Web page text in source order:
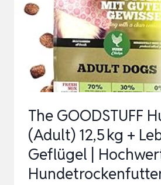
GETREIDEFREI
|
14KG
HUNDEFUTTER…
The GOODSTUFF
(Adult) 12,5 kg +
Geflügel |